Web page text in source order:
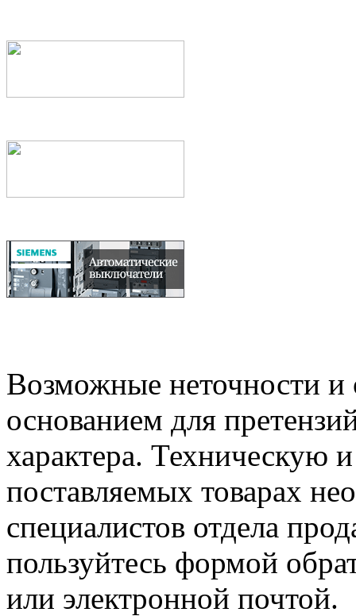
Возможные неточности и
основанием для
характера.
поставляемых товарах
специалистов отдела
пользуйтесь формой
или электронной почтой.